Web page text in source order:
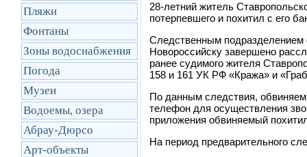
Пляжи
Фонтаны
Зоны водоснабжения
Погода
Музеи
Водоемы, озера
Абрау-Дюрсо
Арт-объекты
28-летний житель
потерпевшего и похитил с его
Следственным подразделением
Новороссийску завершено
ранее судимого жителя
158 и 161 УК РФ «Кража» и
По данным следствия,
телефон для осуществления
приложения обвиняемый
На период предварительного